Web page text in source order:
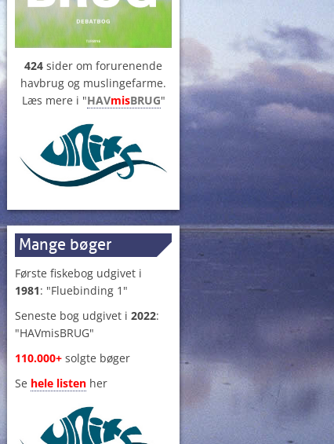
424 sider om forurenende
havbrug og muslingefarme.
Læs mere i "HAVmisBRUG"
Mange bøger
Første fiskebog udgivet i
1981: "Fluebinding 1"
Seneste bog udgivet i 2022:
"HAVmisBRUG"
110.000+ solgte bøger
Se hele listen her